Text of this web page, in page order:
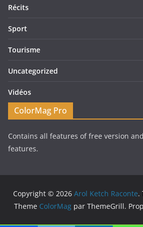
Récits
Sport
Tourisme
Uncategorized
Vidéos
ColorMag Pro
Contains all features of free version
features.
Copyright © 2026 Arol Ketch Raconte.
Theme ColorMagpar ThemeGrill.